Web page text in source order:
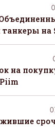
на
на